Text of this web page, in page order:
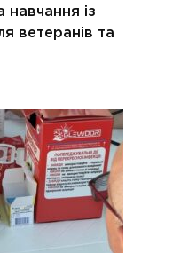
навчання із
ветеранів та